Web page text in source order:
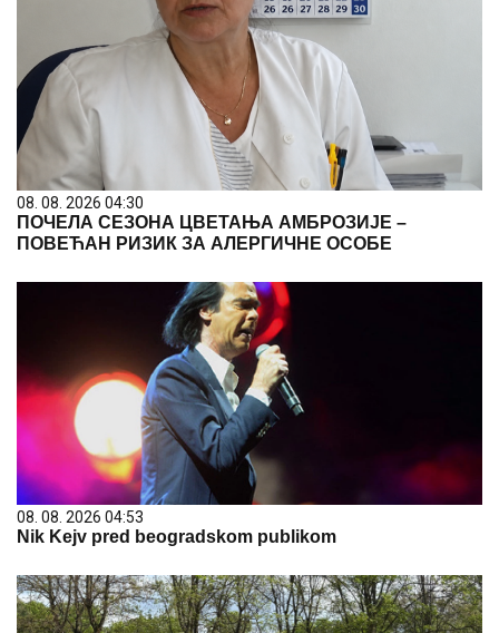
08. 08. 2026 04:30
ПОЧЕЛА СЕЗОНА ЦВЕТАЊА АМБРОЗИЈЕ –
ПОВЕЋАН РИЗИК ЗА АЛЕРГИЧНЕ ОСОБЕ
08. 08. 2026 04:53
Nik Kejv pred beogradskom publikom